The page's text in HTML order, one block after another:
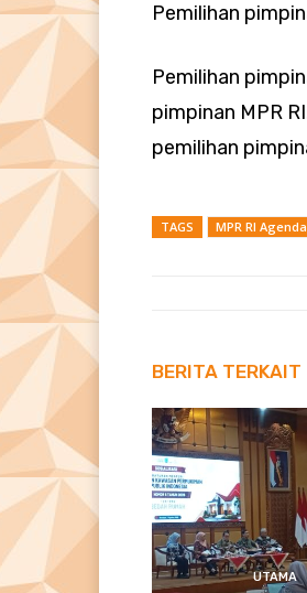
Pemilihan
Pemilihan
pimpinan MPR
pemilihan
TAGS MPR RI
BERITA TERKAIT
UTAMA